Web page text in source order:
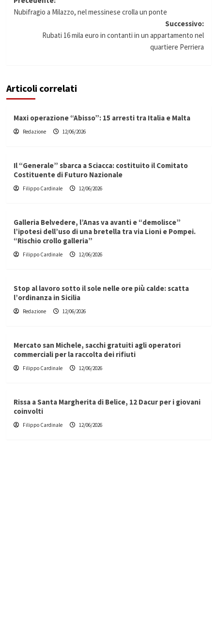
articolo
Nubifragio a Milazzo, nel messinese crolla un ponte
Successivo:
Rubati 16 mila euro in contanti in un appartamento nel
quartiere Perriera
Articoli correlati
Maxi operazione “Abisso”: 15 arresti tra Italia e Malta
Redazione 12/06/2026
Il “Generale” sbarca a Sciacca: costituito il Comitato
Costituente di Futuro Nazionale
Filippo Cardinale 12/06/2026
Galleria Belvedere, l’Anas va avanti e “demolisce”
l’ipotesi dell’uso di una bretella tra via Lioni e Pompei.
“Rischio crollo galleria”
Filippo Cardinale 12/06/2026
Stop al lavoro sotto il sole nelle ore più calde: scatta
l’ordinanza in Sicilia
Redazione 12/06/2026
Mercato san Michele, sacchi gratuiti agli operatori
commerciali per la raccolta dei rifiuti
Filippo Cardinale 12/06/2026
Rissa a Santa Margherita di Belice, 12 Dacur per i giovani
coinvolti
Filippo Cardinale 12/06/2026